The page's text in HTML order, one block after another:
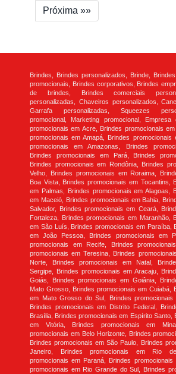
Próxima »»
Brindes, Brindes personalizados, Brinde,
promocionais, Brindes corporativos, Brindes
de brindes, Brindes comerciais
personalizadas, Chaveiros personalizados,
Garrafa personalizadas, Squeezes
promocional, Marketing promocional,
promocionais em Acre, Brindes promocionais
promocionais em Amapá, Brindes promocionais
promocionais em Amazonas, Brindes
Brindes promocionais em Pará, Brindes
Brindes promocionais em Rondônia, Brindes
Velho, Brindes promocionais em Roraima,
Boa Vista, Brindes promocionais em Tocantins,
em Palmas, Brindes promocionais em Alagoas,
em Maceió, Brindes promocionais em Bahia,
Salvador, Brindes promocionais em Ceará,
Fortaleza, Brindes promocionais em Maranhão,
em São Luís, Brindes promocionais em Paraíba,
em João Pessoa, Brindes promocionais em
promocionais em Recife, Brindes
promocionais em Teresina, Brindes
Norte, Brindes promocionais em Natal,
Sergipe, Brindes promocionais em Aracaju,
Goiás, Brindes promocionais em Goiânia,
Mato Grosso, Brindes promocionais em Cuiabá,
em Mato Grosso do Sul, Brindes promocionais
Brindes promocionais em Distrito Federal,
Brasília, Brindes promocionais em Espírito Santo,
em Vitória, Brindes promocionais em
promocionais em Belo Horizonte, Brindes
Brindes promocionais em São Paulo, Brindes
Janeiro, Brindes promocionais em Rio
promocionais em Paraná, Brindes promocionais
promocionais em Rio Grande do Sul, Brindes